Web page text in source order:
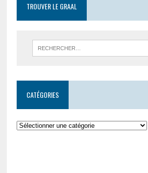
TROUVER LE GRAAL
CATÉGORIES